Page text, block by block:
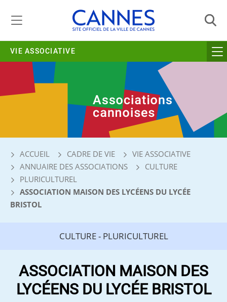
VIE ASSOCIATIVE
ACCUEIL CADRE DE VIE
VIE ASSOCIATIVE
ANNUAIRE DES ASSOCIATIONS
CULTURE
PLURICULTUREL
ASSOCIATION MAISON DES LYCÉENS DU LYCÉE
BRISTOL
CULTURE - PLURICULTUREL
ASSOCIATION MAISON DES
LYCÉENS DU LYCÉE BRISTOL